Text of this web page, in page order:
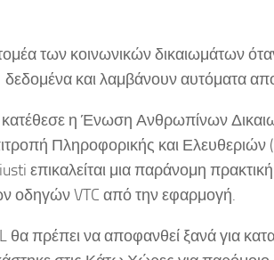
των κοινωνικών δικαιωμάτων
δεδομένα και λαμβάνουν αυτόματα
κατέθεσε η Ένωση Ανθρωπίνων
Πληροφορικής και Ελευθεριών
επικαλείται μια παράνομη
οδηγών VTC από την εφαρμογή.
πρέπει να αποφανθεί ξανά για